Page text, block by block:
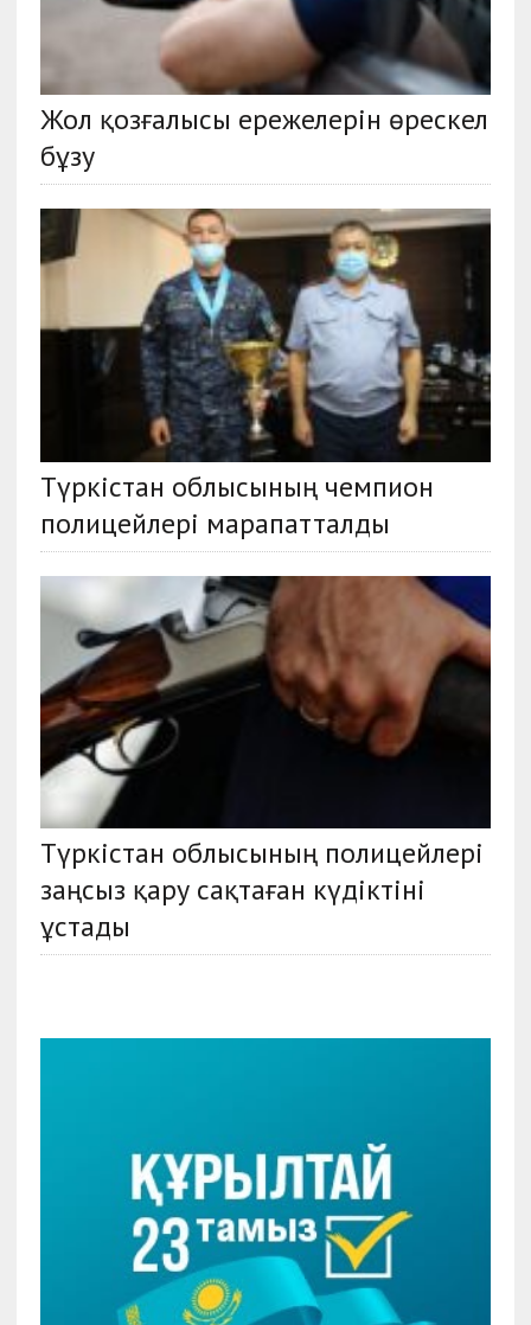
Жол қозғалысы ережелерін өрескел
бұзу
Түркістан облысының чемпион
полицейлері марапатталды
Түркістан облысының полицейлері
заңсыз қару сақтаған күдіктіні
ұстады